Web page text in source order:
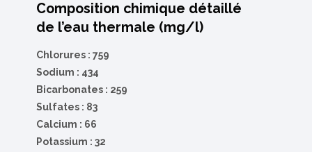
Composition chimique détaillé
de l’eau thermale (mg/l)
Chlorures : 759
Sodium : 434
Bicarbonates : 259
Sulfates : 83
Calcium : 66
Potassium : 32